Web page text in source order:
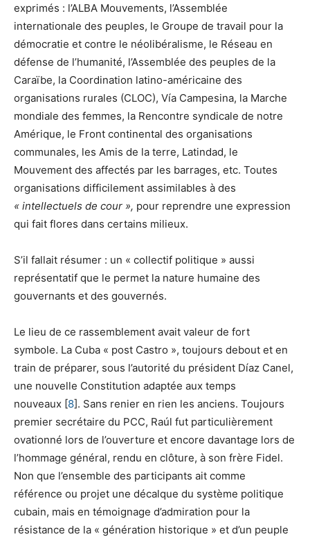
exprimés : l’ALBA Mouvements, l’Assemblée
internationale des peuples, le Groupe de travail pour la
démocratie et contre le néolibéralisme, le Réseau en
défense de l’humanité, l’Assemblée des peuples de la
Caraïbe, la Coordination latino-américaine des
organisations rurales (CLOC), Vía Campesina, la Marche
mondiale des femmes, la Rencontre syndicale de notre
Amérique, le Front continental des organisations
communales, les Amis de la terre, Latindad, le
Mouvement des affectés par les barrages, etc. Toutes
organisations difficilement assimilables à des
« intellectuels de cour », pour reprendre une expression
qui fait flores dans certains milieux.
S’il fallait résumer : un « collectif politique » aussi
représentatif que le permet la nature humaine des
gouvernants et des gouvernés.
Le lieu de ce rassemblement avait valeur de fort
symbole. La Cuba « post Castro », toujours debout et en
train de préparer, sous l’autorité du président Díaz Canel,
une nouvelle Constitution adaptée aux temps
nouveaux [8]. Sans renier en rien les anciens. Toujours
premier secrétaire du PCC, Raúl fut particulièrement
ovationné lors de l’ouverture et encore davantage lors de
l’hommage général, rendu en clôture, à son frère Fidel.
Non que l’ensemble des participants ait comme
référence ou projet une décalque du système politique
cubain, mais en témoignage d’admiration pour la
résistance de la « génération historique » et d’un peuple